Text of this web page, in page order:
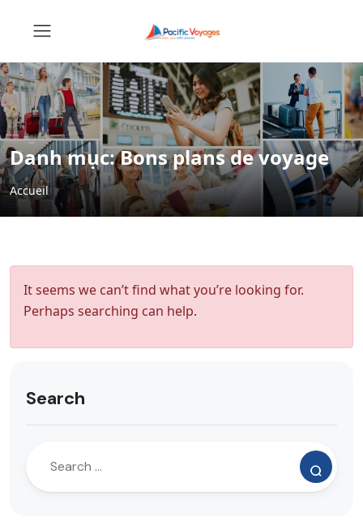
Danh mục:Bons plans de voyage
Accueil
It seems we can’t find what you’re looking for.
Perhaps searching can help.
Search